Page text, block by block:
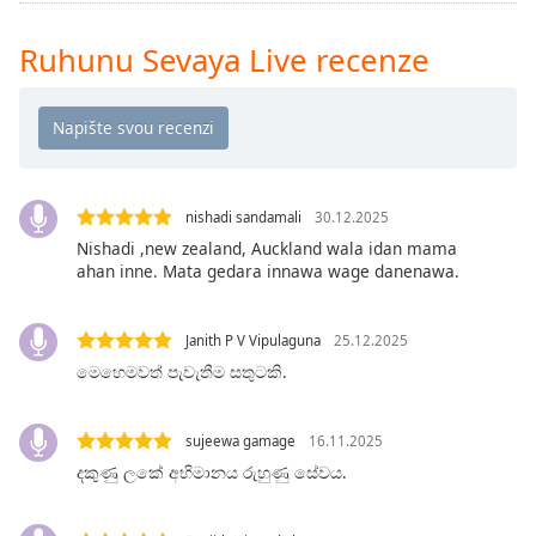
Time -
Chapters
Chapters
descriptions
,
Subtitles
settings ,
Ruhunu Sevaya Live recenze
nishadi sandamali 30.12.2025
Nishadi ,new zealand, Auckland wala idan mama
ahan inne. Mata gedara innawa wage danenawa.
Janith P V Vipulaguna 25.12.2025
මෙහෙමවත් පැවැතීම සතුටකි.
sujeewa gamage 16.11.2025
දකුණු ලකේ අභිමානය රුහුණු සේවය.